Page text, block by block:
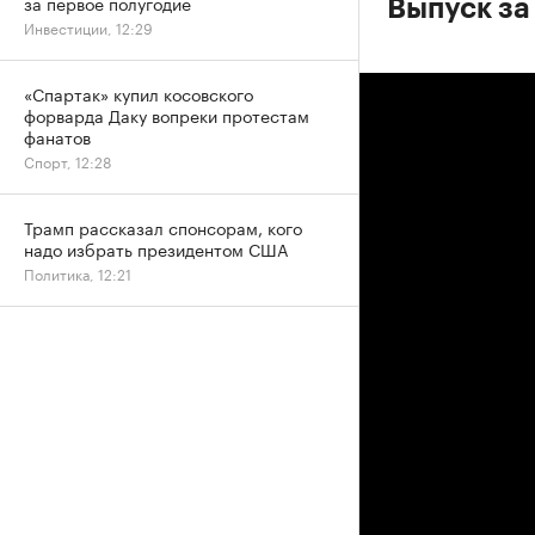
Выпуск
Инвестиции, 12:29
«Спартак» купил косовского
форварда Даку вопреки протестам
фанатов
Спорт, 12:28
Трамп рассказал спонсорам, кого
надо избрать президентом США
Политика, 12:21